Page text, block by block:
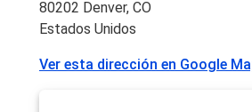
80202 Denver, CO
Estados Unidos
Ver esta dirección en Google